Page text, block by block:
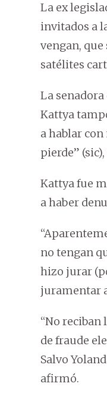
La ex
invitados a
vengan,
satélites
La
Kattya
a hablar
pierde”
Kattya fue
a haber
no tengan
hizo jurar
juramentar
“No reciban
de fraude
Salvo
afirmó.